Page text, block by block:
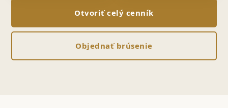
Otvoriť celý cenník
Objednať brúsenie